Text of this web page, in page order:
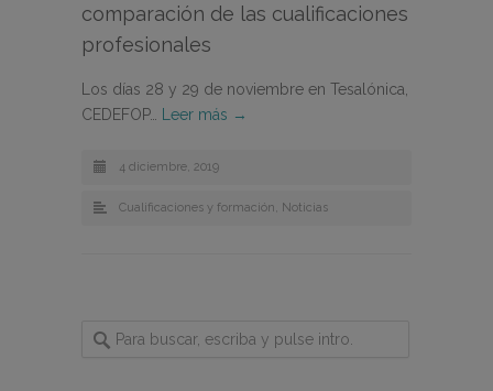
comparación de las cualificaciones
profesionales
Los días 28 y 29 de noviembre en Tesalónica,
CEDEFOP… Leer más →
4 diciembre, 2019
Cualificaciones y formación Noticias